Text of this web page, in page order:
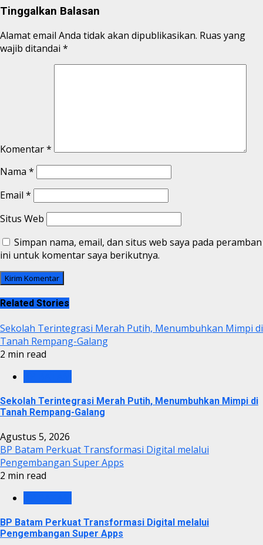
Tinggalkan Balasan
Alamat email Anda tidak akan dipublikasikan. Ruas yang
wajib ditandai *
Komentar*
Nama *
Email *
Situs Web
Simpan nama, email, dan situs web saya pada peramban
ini untuk komentar saya berikutnya.
Related Stories
Sekolah Terintegrasi Merah Putih, Menumbuhkan Mimpi di
Tanah Rempang-Galang
2 min read
Sekolah Terintegrasi Merah Putih, Menumbuhkan Mimpi di
Tanah Rempang-Galang
Agustus 5, 2026
BP Batam Perkuat Transformasi Digital melalui
Pengembangan Super Apps
2 min read
BP Batam Perkuat Transformasi Digital melalui
Pengembangan Super Apps